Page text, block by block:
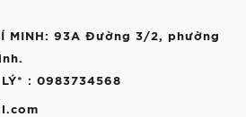
MINH: 93A Đường 3/2, phường
: 0983734568